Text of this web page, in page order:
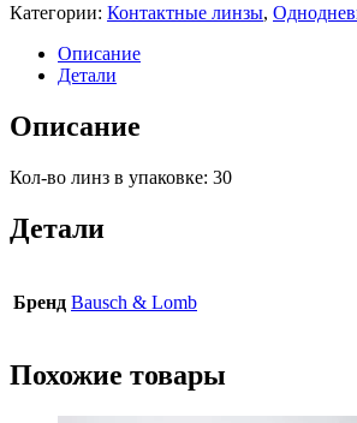
Категории: Контактные линзы,
Описание
Детали
Описание
Кол-во линз в упаковке: 30
Детали
Бренд Bausch & Lomb
Похожие товары